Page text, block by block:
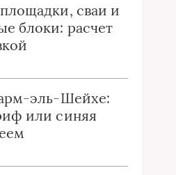
сваи и
блоки: расчет
эль-Шейхе:
или синяя